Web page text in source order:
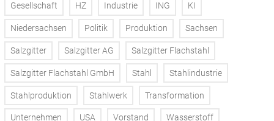
Gesellschaft HZ Industrie ING KI
Niedersachsen Politik Produktion Sachsen
Salzgitter Salzgitter AG Salzgitter Flachstahl
Salzgitter Flachstahl GmbH Stahl Stahlindustrie
Stahlproduktion Stahlwerk Transformation
Unternehmen USA Vorstand Wasserstoff